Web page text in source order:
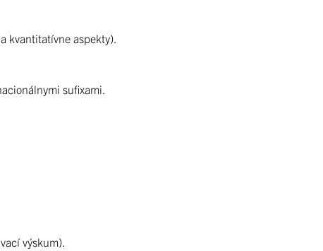
kvantitatívne aspekty).
sufixami.
výskum).